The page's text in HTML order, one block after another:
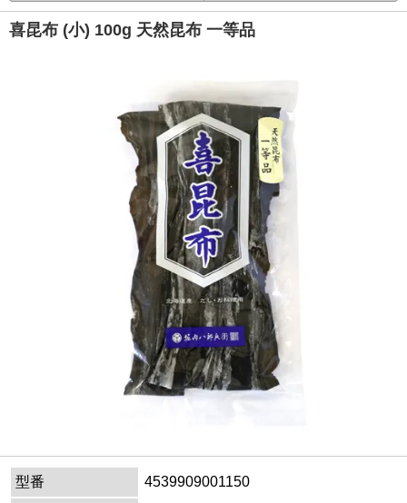
喜昆布 (小) 100g 天然昆布 一等品
型番
4539909001150